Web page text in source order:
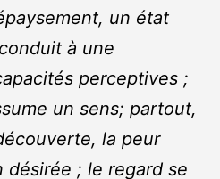
un état
à une
perceptives ;
un sens; partout,
la peur
désirée ; le regard se